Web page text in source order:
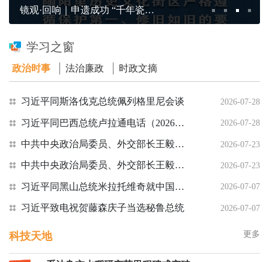
镜观·回响｜申遗成功 “千年瓷都”名片更响亮
学习之窗
政治时事 法治廉政 时政文摘
习近平同斯洛伐克总统佩列格里尼会谈 2026-07-28
习近平同巴西总统卢拉通电话（2026年7月27日） 2026-07-28
中共中央政治局委员、外交部长王毅会见美国务卿鲁比奥：就近期美方一系列消极言行阐明中方严正立场，要求美方尊重中国的核心利益 2026-07-23
中共中央政治局委员、外交部长王毅会见英国外交大臣：希望英方为在英中国企业提供公平、公正、非歧视的营商环境，避免将经贸问题泛安全化 2026-07-23
习近平同黑山总统米拉托维奇就中国同黑山建交20周年互致贺电 2026-07-07
习近平致电祝贺藤森庆子当选秘鲁总统 2026-07-07
科技天地 更多